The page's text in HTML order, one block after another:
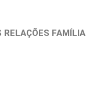
FAMÍLIA